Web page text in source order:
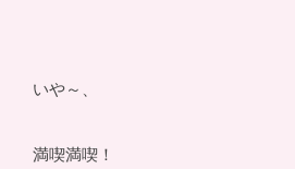
いや～、
満喫満喫！